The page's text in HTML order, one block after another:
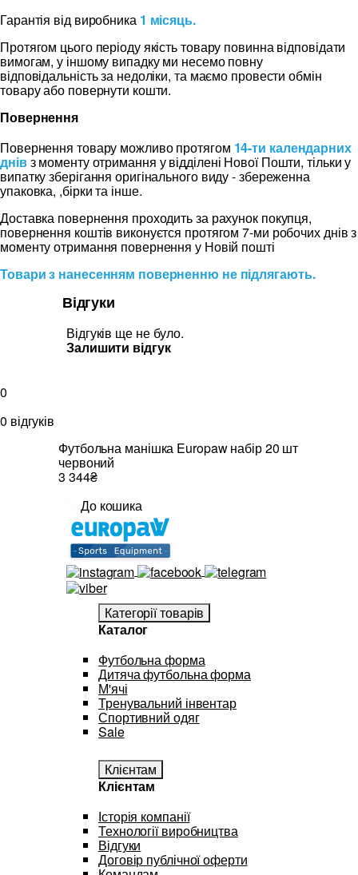
Гарантія від виробника 1 місяць.
Протягом цього періоду якість товару повинна відповідати
вимогам, у іншому випадку ми несемо повну
відповідальність за недоліки, та маємо провести обмін
товару або повернути кошти.
Повернення
Повернення товару можливо протягом 14-ти календарних
днівз моменту отримання у відділені Нової Пошти, тільки у
випатку зберігання оригінального виду - збереженна
упаковка, ,бірки та інше.
Доставка повернення проходить за рахунок покупця,
повернення коштів виконуєтся протягом 7-ми робочих днів з
моменту отримання повернення у Новій пошті
Товари з нанесенням поверненню не підлягають.
Відгуки
Відгуків ще не було.
Залишити відгук
0
0 відгуків
Футбольна манішка Europaw набір 20 шт
червоний
3 344₴
До кошика
Категорії товарів
Каталог
Футбольна форма
Дитяча футбольна форма
М'ячі
Тренувальний інвентар
Спортивний одяг
Sale
Клієнтам
Клієнтам
Історія компанії
Технології виробництва
Відгуки
Договір публічної оферти